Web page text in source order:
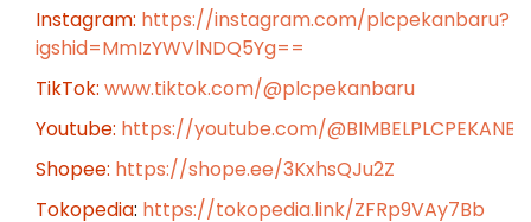
Instagram: https://instagram.com/plcpekanbaru?
igshid=MmIzYWVlNDQ5Yg==
TikTok: www.tiktok.com/@plcpekanbaru
Youtube: https://youtube.com/
Shopee: https://shope.ee/3KxhsQJu2Z
Tokopedia: https://tokopedia.link/ZFRp9VAy7Bb